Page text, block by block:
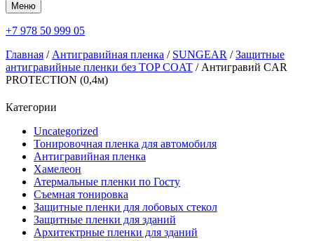
Меню
+7 978 50 999 05
Главная / Антигравийная пленка / SUNGEAR /Защитные
антигравийные пленки без TOP COAT / Антигравий CAR
PROTECTION (0,4м)
Категории
Uncategorized
Тонировочная пленка для автомобиля
Антигравийная пленка
Хамелеон
Атермальные пленки по Госту
Съемная тонировка
Защитные пленки для лобовых стекол
Защитные пленки для зданий
Архитектрные пленки для зданий